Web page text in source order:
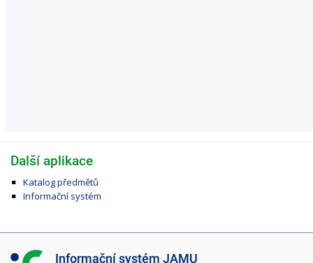
Další aplikace
Katalog předmětů
Informační systém
I Informační systém JAMU